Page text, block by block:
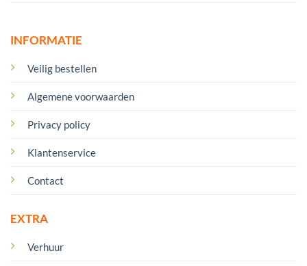
INFORMATIE
Veilig bestellen
Algemene voorwaarden
Privacy policy
Klantenservice
Contact
EXTRA
Verhuur